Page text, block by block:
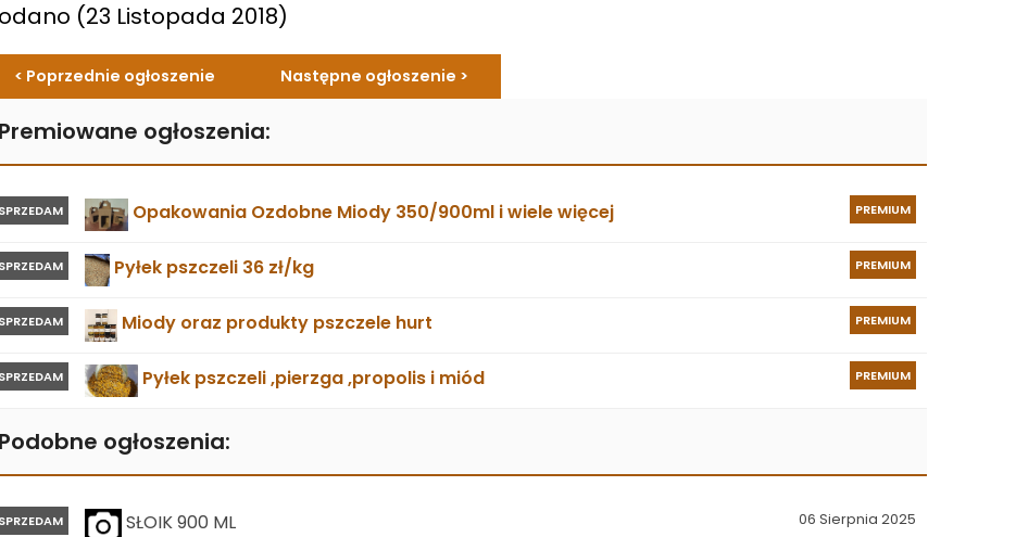
(23 Listopada 2018)
< Poprzednie ogłoszenie Następne ogłoszenie >
Premiowane ogłoszenia:
PREMIUM
SPRZEDAM Opakowania Ozdobne Miody 350/900ml i wiele więcej
PREMIUM
SPRZEDAM Pyłek pszczeli 36 zł/kg
PREMIUM
SPRZEDAM Miody oraz produkty pszczele hurt
PREMIUM
SPRZEDAM Pyłek pszczeli ,pierzga ,propolis i miód
Podobne ogłoszenia:
06 Sierpnia 2025
SPRZEDAM SŁOIK 900 ML